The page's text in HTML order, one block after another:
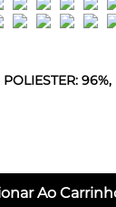
POLIESTER: